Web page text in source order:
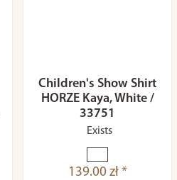
Children's Show Shirt
HORZE Kaya, White /
33751
Exists
139.00 zł *